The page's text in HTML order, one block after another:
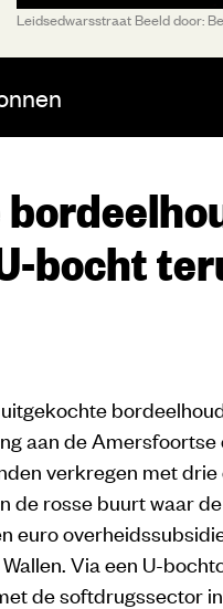
Leidsedwarsstraat Beeld door:
bocht
aan de Amersfoortse
verkregen met drie
de rosse buurt waar
euro
Wallen. Via een U-
de softdrugssector